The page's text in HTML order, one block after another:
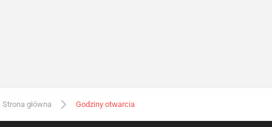
Strona główna Godziny otwarcia